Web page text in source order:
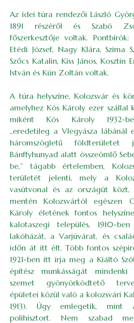
Az idei túra rendezői László
1891 részéről és Szabó
főszerkesztője voltak.
Etédi József, Nagy Klára, Szima
Szőcs Katalin, Kiss János, Kosztin
István és Kún Zoltán voltak.
A túra helyszíne, Kolozsvár és
amelyhez Kós Károly ezer szállal
miként Kós Károly 1932-
„eredetileg a Vlegyásza lábánál
háromszögletű
Bánffyhunyad alatt összeömlő
be,” tágabb értelemben,
területét jelenti, mely a
vasútvonal és az országút
mentén Kolozsvártól egészen
Károly életének fontos
kalotaszegi település, 1910-
lakóházát, a Varjúvárat, és
időn át itt élt. Több fontos
1921-ben itt írja meg a Kiáltó
építész munkásságát mindenki
szemet gyönyörködtető
épületei közül való a kolozsvári
1913). Úgy emlegetik, mint
polihisztort. Nem szabad